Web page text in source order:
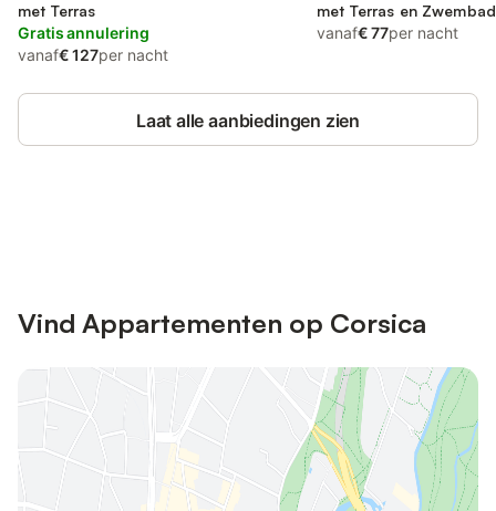
met Terras
Gratis annulering
vanaf€ 127per nacht
met Terras en Zwembad
vanaf€ 77per nacht
Laat alle aanbiedingen zien
Vind Appartementen op Corsica